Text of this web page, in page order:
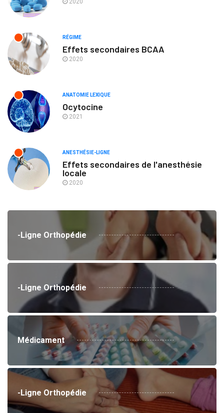
RÉGIME
Effets secondaires BCAA
2020
ANATOMIE LEXIQUE
Ocytocine
2021
ANESTHÉSIE-LIGNE
Effets secondaires de l'anesthésie
locale
2020
-Ligne Orthopédie
-Ligne Orthopédie
Médicament
-Ligne Orthopédie